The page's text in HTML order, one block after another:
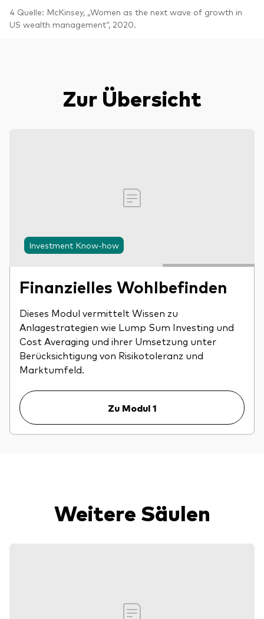
4 Quelle: McKinsey, „Women as the next wave of growth in
US wealth management“, 2020.
Zur Übersicht
Investment Know-how
Finanzielles Wohlbefinden
Dieses Modul vermittelt Wissen zu
Anlagestrategien wie Lump Sum Investing und
Cost Averaging und ihrer Umsetzung unter
Berücksichtigung von Risikotoleranz und
Marktumfeld.
Zu Modul 1
Weitere Säulen